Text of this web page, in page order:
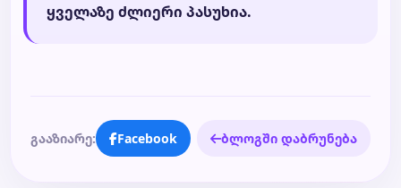
ყველაზე ძლიერი პასუხია.
გააზიარე: Facebook ბლოგში დაბრუნება